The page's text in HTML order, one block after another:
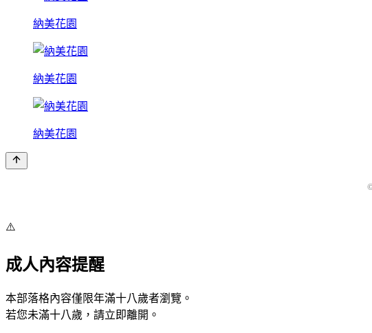
納美花園
納美花園
納美花園
⚠️
成人內容提醒
本部落格內容僅限年滿十八歲者瀏覽。
若您未滿十八歲，請立即離開。